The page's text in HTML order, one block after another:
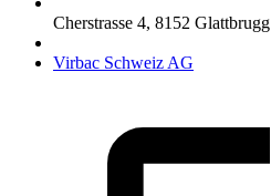
Cherstrasse 4, 8152 Glattbrugg
Virbac Schweiz AG